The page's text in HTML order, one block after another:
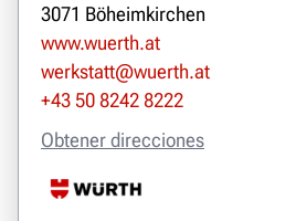
3071 Böheimkirchen
www.wuerth.at
werkstatt@wuerth.at
+43 50 8242 8222
Obtener direcciones